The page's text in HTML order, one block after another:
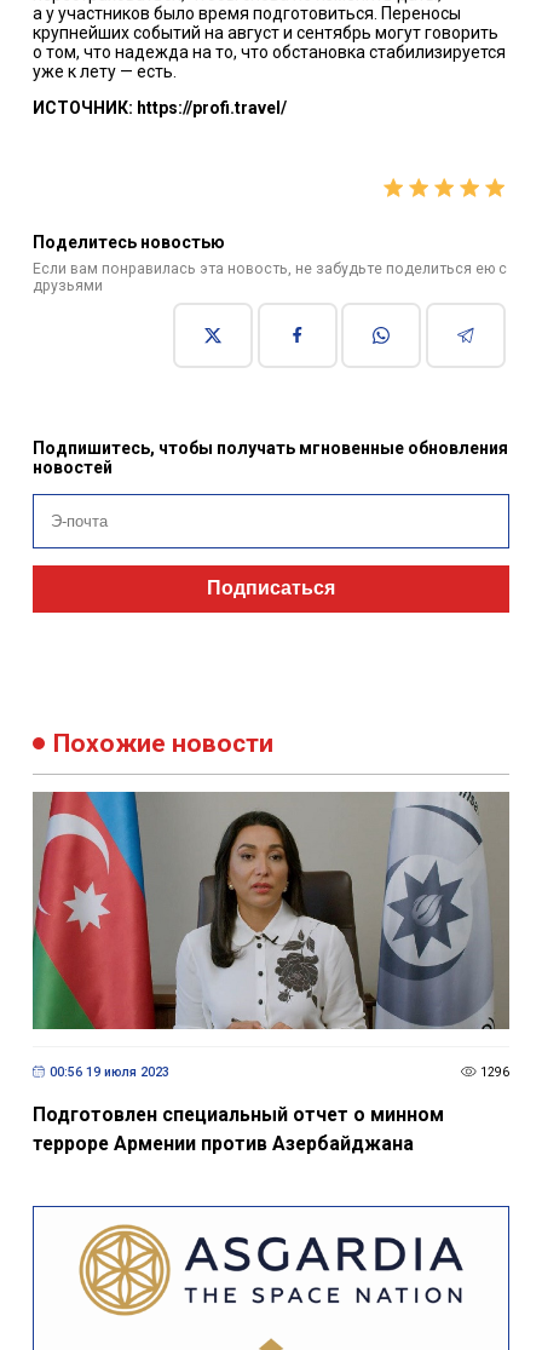
а у участников было время подготовиться. Переносы
крупнейших событий на август и сентябрь могут говорить
о том, что надежда на то, что обстановка стабилизируется
уже к лету — есть.
ИСТОЧНИК: https://profi.travel/
Поделитесь новостью
Если вам понравилась эта новость, не забудьте поделиться ею с
друзьями
Подпишитесь, чтобы получать мгновенные обновления
новостей
Подписаться
Похожие новости
00:56 19 июля 2023 1296
Подготовлен специальный отчет о минном
терроре Армении против Азербайджана